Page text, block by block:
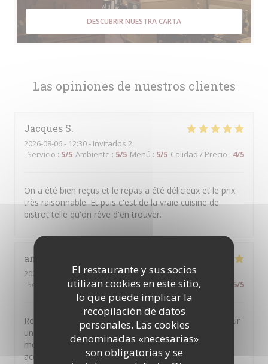
El restaurante y sus socios
utilizan cookies en este sitio,
lo que puede implicar la
recopilación de datos
personales. Las cookies
denominadas «necesarias»
son obligatorias y se
Las opiniones de nuestros clientes
Jacques S
2026-08-06- 12:30 - Invitados 2
Servicio : 5/5 Ambiente : 5/5 Menú : 5/5 Calidad / Precio : 4/5
On a été bien reçus et le repas a été délicieux et le prix
très raisonnable. Et puis c'est de la vraie cuisine de
bistrot telle qu'on rêve d'en trouver.
anne
2026-08-04
- 20:30 - Invitados 5
Servicio
/5 Ambiente: 5/5 Menú: 5/5 Calidad / Precio 5/5
Restaurant très généreux avec des plats de qualité pour
un prix raisonnable ! Nous avons passé un super
moment et nous avons été très chaleureusement
accueillis ! Merci pour tout !
DESCUBRIR NUESTRA CARTA